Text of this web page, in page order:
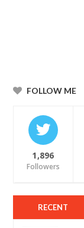
FOLLOW ME
1,896
Followers
RECENT